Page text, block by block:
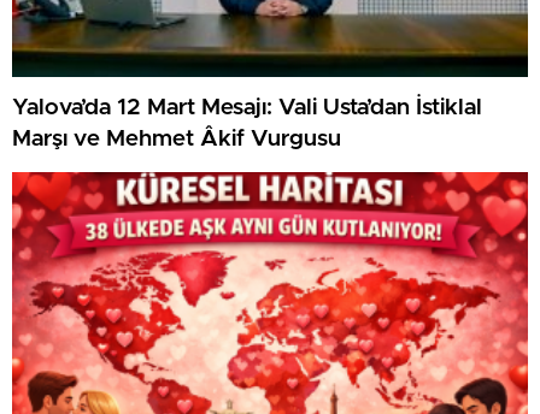
Yalova’da 12 Mart Mesajı: Vali Usta’dan İstiklal
Marşı ve Mehmet Âkif Vurgusu